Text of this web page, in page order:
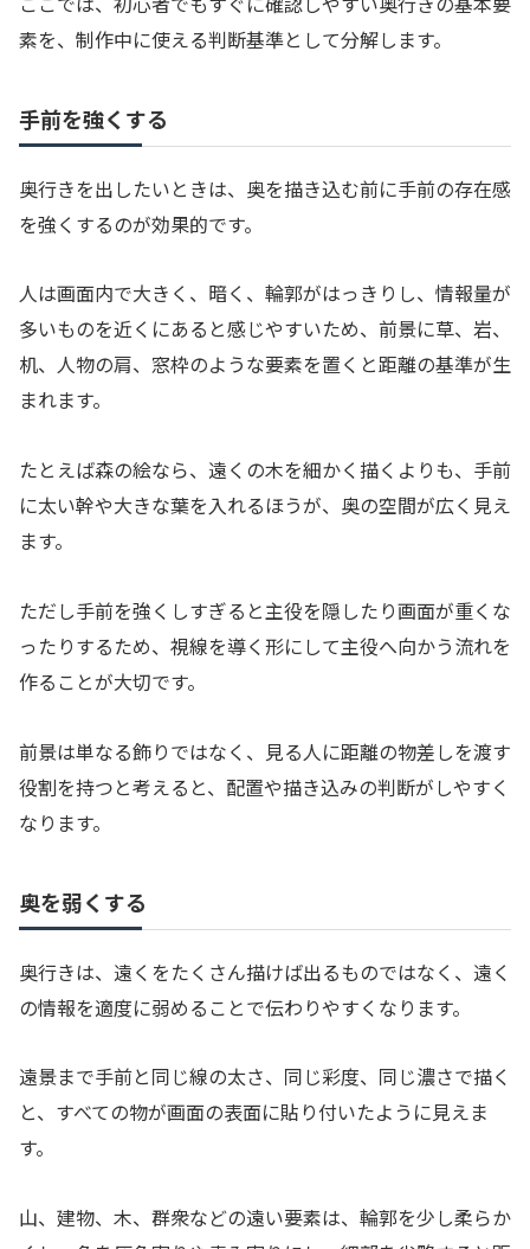
素を、制作中に使える判断基準として分解します。
手前を強くする
奥行きを出したいときは、奥を描き込む前に手前の存在感
を強くするのが効果的です。
人は画面内で大きく、暗く、輪郭がはっきりし、情報量が
多いものを近くにあると感じやすいため、前景に草、岩、
机、人物の肩、窓枠のような要素を置くと距離の基準が生
まれます。
たとえば森の絵なら、遠くの木を細かく描くよりも、手前
に太い幹や大きな葉を入れるほうが、奥の空間が広く見え
ます。
ただし手前を強くしすぎると主役を隠したり画面が重くな
ったりするため、視線を導く形にして主役へ向かう流れを
作ることが大切です。
前景は単なる飾りではなく、見る人に距離の物差しを渡す
役割を持つと考えると、配置や描き込みの判断がしやすく
なります。
奥を弱くする
奥行きは、遠くをたくさん描けば出るものではなく、遠く
の情報を適度に弱めることで伝わりやすくなります。
遠景まで手前と同じ線の太さ、同じ彩度、同じ濃さで描く
と、すべての物が画面の表面に貼り付いたように見えま
す。
山、建物、木、群衆などの遠い要素は、輪郭を少し柔らか